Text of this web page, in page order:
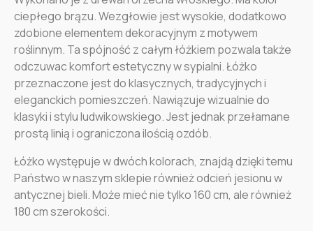
ciepłego brązu. Wezgłowie jest wysokie, dodatkowo
zdobione elementem dekoracyjnym z motywem
roślinnym. Ta spójność z całym łóżkiem pozwala także
odczuwac komfort estetyczny w sypialni. Łóżko
przeznaczone jest do klasycznych, tradycyjnych i
eleganckich pomieszczeń. Nawiązuje wizualnie do
klasyki i stylu ludwikowskiego. Jest jednak przełamane
prostą linią i ograniczona ilością ozdób.
Łóżko występuje w dwóch kolorach, znajdą dzięki temu
Państwo w naszym sklepie również odcień jesionu w
antycznej bieli. Może mieć nie tylko 160 cm, ale również
180 cm szerokości.